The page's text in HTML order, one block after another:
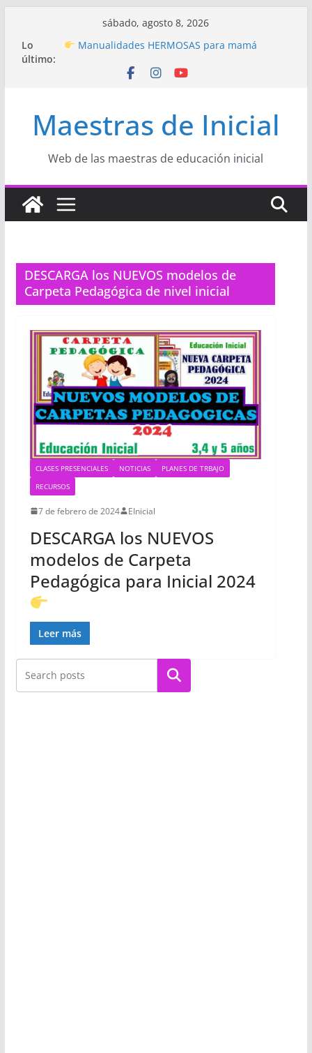
contenido
sábado, agosto 8, 2026
Lo
último:
Hermosos dibujos para MAMÁ: colorea con
Manualidades HERMOSAS para mamá
Semana de la Educación Inicial 2026”
Proyecto
“Celebramos con Alegría la Semana
Proyecto de Aprendizaje
Un regalo para
Maestras de Inicial
Web de las maestras de educación inicial
DESCARGA los NUEVOS modelos de
Carpeta Pedagógica de nivel inicial
CLASES PRESENCIALES NOTICIAS
PLANES DE TRBAJO
RECURSOS
7 de febrero de 2024 EInicial
DESCARGA los NUEVOS
modelos de Carpeta
Pedagógica para Inicial 2024
Leer más
Buscar